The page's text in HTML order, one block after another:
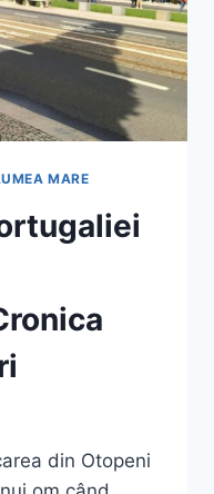
MARE
din Otopeni